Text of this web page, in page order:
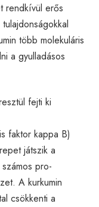
rendkívül erős
tulajdonságokkal
több molekuláris
a gyulladásos
fejti ki
faktor kappa B)
játszik a
pro-
A kurkumin
csökkenti a